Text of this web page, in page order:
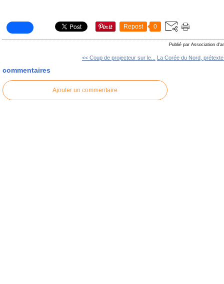
Repost 0
Publié par Association
<< Coup de projecteur sur le... La Corée du Nord,
commentaires
Ajouter un commentaire